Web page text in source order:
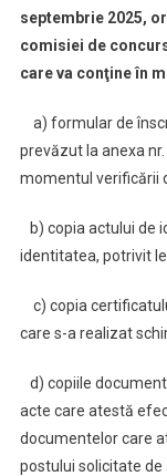
septembrie 2025,
comisiei de
care va conţine în
a) formular de
prevăzut la anexa
momentul verificării
b) copia actului de
identitatea, potrivit
c) copia
care s-a realizat
d) copiile
acte care atestă
documentelor care
postului solicitate